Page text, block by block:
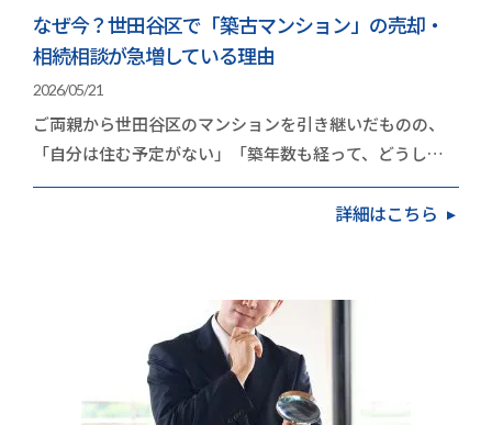
なぜ今？世田谷区で「築古マンション」の売却・
相続相談が急増している理由
2026/05/21
ご両親から世田谷区のマンションを引き継いだものの、
「自分は住む予定がない」「築年数も経って、どうした
ものか」と頭を抱えている方が増えています。久和不…
詳細はこちら